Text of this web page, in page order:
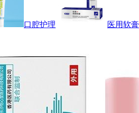
口腔护理 医用软膏